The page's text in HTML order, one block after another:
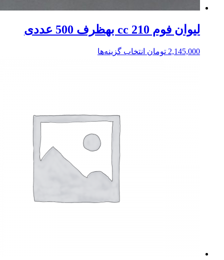
لیوان فوم 210 cc بهظرف 500 عددی
2,145,000 تومان انتخاب گزینه‌ها